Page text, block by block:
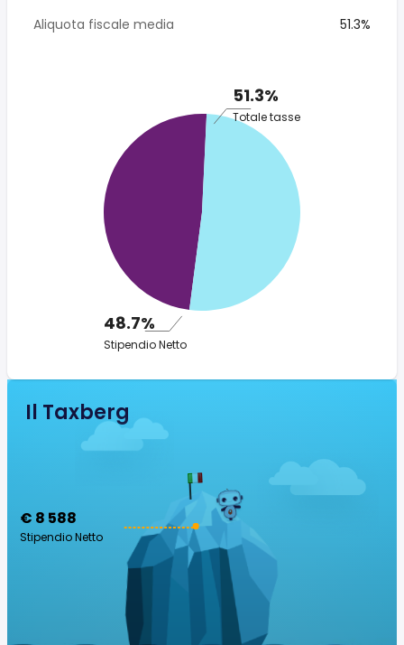
Aliquota fiscale media
51.3%
51.3%
Totale tasse
48.7%
Stipendio Netto
Il Taxberg
€ 8 588
Stipendio Netto